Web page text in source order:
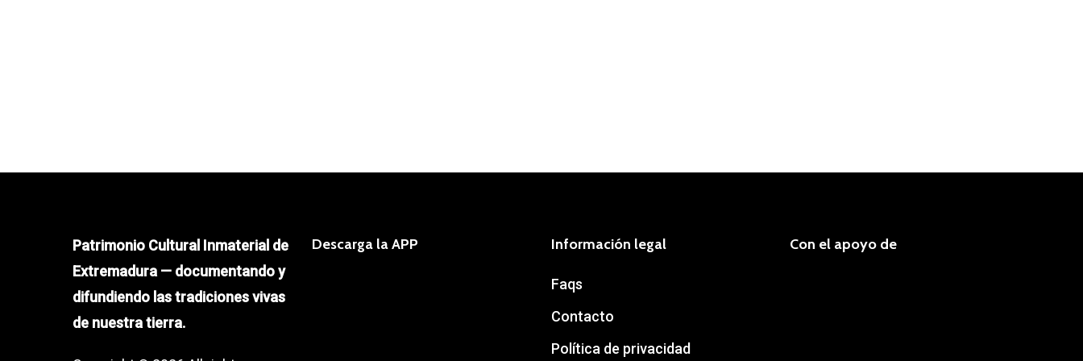
Patrimonio Cultural Inmaterial de
Extremadura — documentando y
difundiendo las tradiciones vivas
de nuestra tierra.
Descarga la APP Información legal
Faqs
Contacto
Política de privacidad
Con el apoyo de